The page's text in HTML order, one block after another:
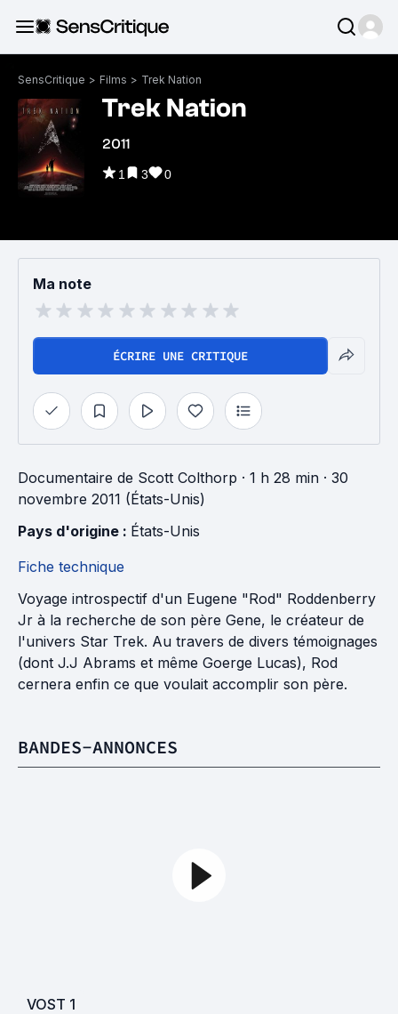
SensCritique > Films > Trek Nation
Trek Nation
2011
1 3 0
Ma note
ÉCRIRE UNE CRITIQUE
Documentaire de Scott Colthorp · 1 h 28 min · 30
novembre 2011 (États-Unis)
Pays d'origine : États-Unis
Fiche technique
Voyage introspectif d'un Eugene "Rod" Roddenberry
Jr à la recherche de son père Gene, le créateur de
l'univers Star Trek. Au travers de divers témoignages
(dont J.J Abrams et même Goerge Lucas), Rod
cernera enfin ce que voulait accomplir son père.
BANDES-ANNONCES
VOST 1